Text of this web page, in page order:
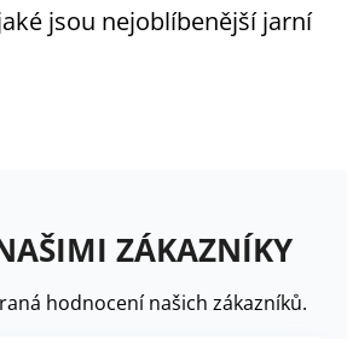
jsou nejoblíbenější jarní
ZÁKAZNÍKY
hodnocení našich zákazníků.